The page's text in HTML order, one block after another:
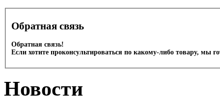
Обратная связь
Обратная связь!
Если хотите проконсультироваться по какому-либо товару, мы
Новости